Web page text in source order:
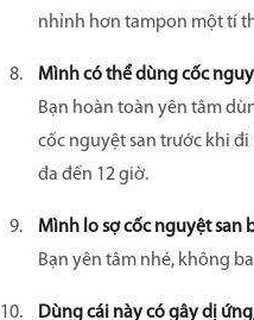
nhỉnh hơn tampon một tí
Mình có thể dùng cốc
Bạn hoàn toàn yên tâm
cốc nguyệt san trước khi
đa đến 12 giờ.
Mình lo sợ cốc nguyệt san
Bạn yên tâm nhé, không
Dùng cái này có gây dị